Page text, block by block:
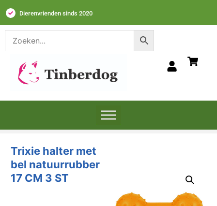
Dierenvrienden sinds 2020
Trixie halter met
bel natuurrubber
17 CM 3 ST